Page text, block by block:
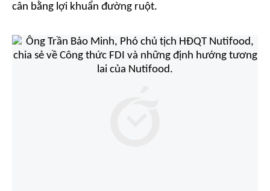
cân bằng lợi khuẩn đường ruột.